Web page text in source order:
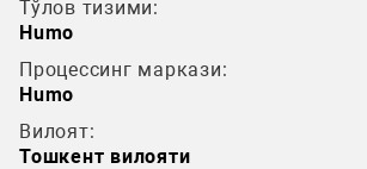
Тўлов тизими:
Humo
Процессинг маркази:
Humo
Вилоят:
Тошкент вилояти